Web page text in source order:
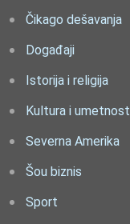
Čikago dešavanja
Događaji
Istorija i religija
Kultura i umetnost
Severna Amerika
Šou biznis
Sport